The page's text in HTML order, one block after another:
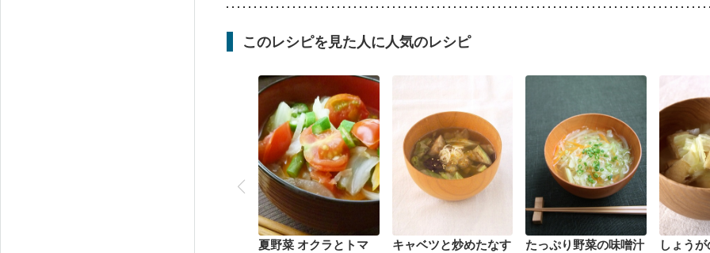
このレシピを見た人に人気のレシピ
夏野菜 オクラとトマ キャベツと炒めたなす たっぷり野菜の味噌汁 しょう